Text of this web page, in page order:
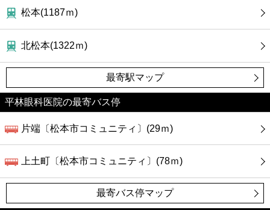
松本(1187ｍ)
北松本(1322ｍ)
最寄駅マップ
平林眼科医院の最寄バス停
片端〔松本市コミュニティ〕(29ｍ)
上土町〔松本市コミュニティ〕(78ｍ)
最寄バス停マップ